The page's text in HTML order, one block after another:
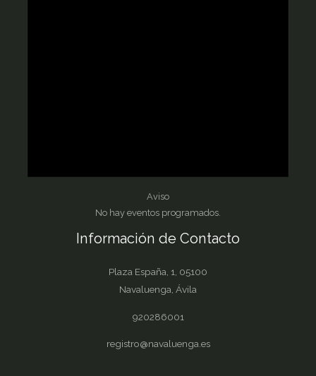
Aviso
No hay eventos programados.
Información de Contacto
Plaza España, 1, 05100
Navaluenga, Ávila
920286001
registro@navaluenga.es